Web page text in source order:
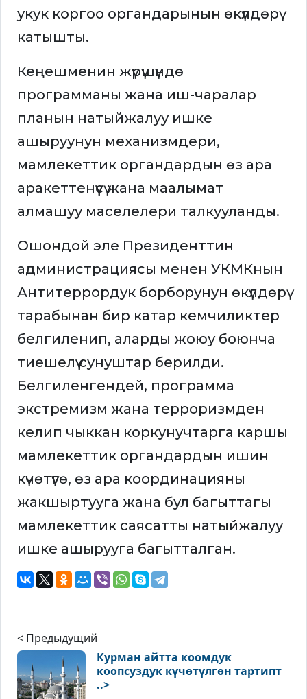
укук коргоо органдарынын өкүлдөрү
катышты.
Кеңешменин жүрүшүндө
программаны жана иш-чаралар
планын натыйжалуу ишке
ашыруунун механизмдери,
мамлекеттик органдардын өз ара
аракеттенүүсү жана маалымат
алмашуу маселелери талкууланды.
Ошондой эле Президенттин
администрациясы менен УКМКнын
Антитеррордук борборунун өкүлдөрү
тарабынан бир катар кемчиликтер
белгиленип, аларды жоюу боюнча
тиешелүү сунуштар берилди.
Белгиленгендей, программа
экстремизм жана терроризмден
келип чыккан коркунучтарга каршы
мамлекеттик органдардын ишин
күчөтүүгө, өз ара координацияны
жакшыртууга жана бул багыттагы
мамлекеттик саясатты натыйжалуу
ишке ашырууга багытталган.
< Предыдущий
Курман айтта коомдук
коопсуздук күчөтүлгөн тартипт
..>